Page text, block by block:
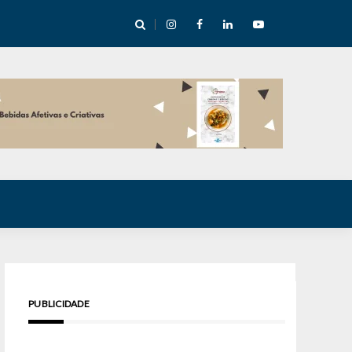
abre mentoria de storytelling com 10 vagas
PUBLICIDADE